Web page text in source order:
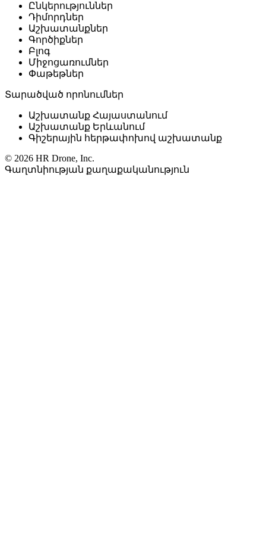
Ընկերություններ
Դիմորդներ
Աշխատանքներ
Գործիքներ
Բլոգ
Միջոցառումներ
Փաթեթներ
Տարածված որոնումներ
Աշխատանք Հայաստանում
Աշխատանք Երևանում
Գիշերային հերթափոխով աշխատանք
© 2026 HR Drone, Inc.
Գաղտնիության քաղաքականություն